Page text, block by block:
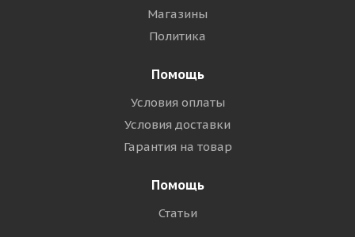
Магазины
Политика
Помощь
Условия оплаты
Условия доставки
Гарантия на товар
Помощь
Статьи